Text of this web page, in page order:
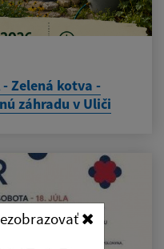
Zelená kotva -
záhradu v Uliči